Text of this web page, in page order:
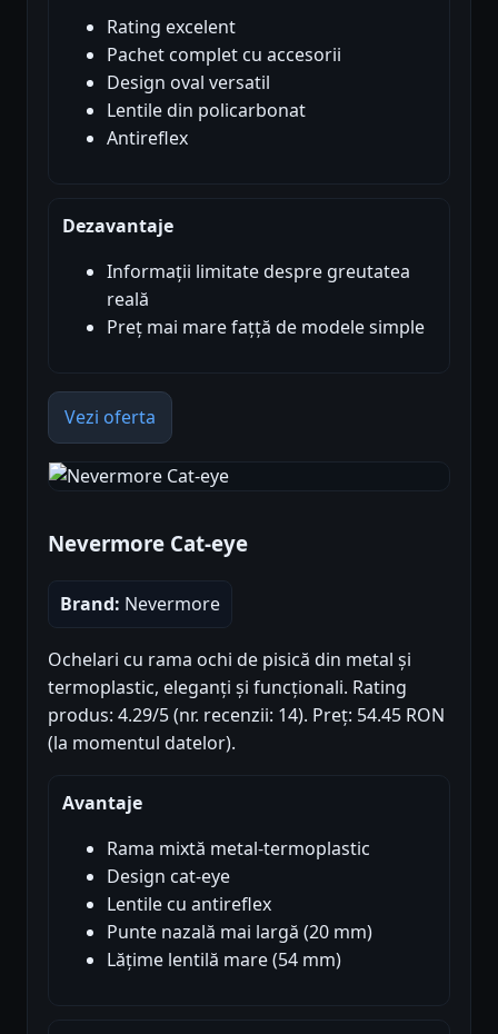
Rating excelent
Pachet complet cu accesorii
Design oval versatil
Lentile din policarbonat
Antireflex
Dezavantaje
Informații limitate despre greutatea
reală
Preț mai mare fațță de modele simple
Vezi oferta
Nevermore Cat-eye
Brand: Nevermore
Ochelari cu rama ochi de pisică din metal și
termoplastic, eleganți și funcționali. Rating
produs: 4.29/5 (nr. recenzii: 14). Preț: 54.45 RON
(la momentul datelor).
Avantaje
Rama mixtă metal-termoplastic
Design cat-eye
Lentile cu antireflex
Punte nazală mai largă (20 mm)
Lățime lentilă mare (54 mm)